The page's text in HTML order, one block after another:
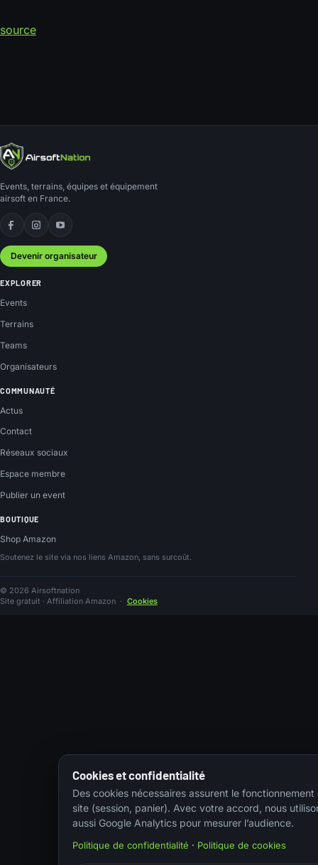
source
Events, terrains, équipes et équipement
airsoft en France.
Facebook
Instagram
YouTube
Devenir organisateur
EXPLORER
Events
Terrains
Teams
Organisateurs
COMMUNAUTÉ
Actus
Contact
Réseaux sociaux
Espace membre
Publier un event
BOUTIQUE
Shop Amazon
Soutenez le site via nos liens Amazon, sans surcoût.
© 2026 Airsoftnation
Site gratuit · Affiliation Amazon · Cookies
Cookies et confidentialité
Des cookies nécessaires assurent le fonctionnement
site (session, panier). Avec votre accord, nous
aussi Google Analytics pour mesurer l’audience.
Politique de confidentialité · Politique de cookies